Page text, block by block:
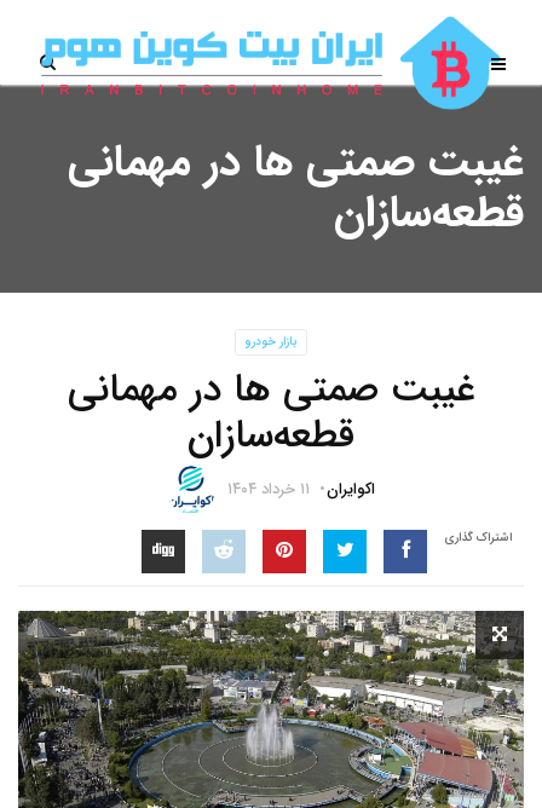
غیبت صمتی ها در مهمانی
قطعه‌سازان
بازار خودرو
غیبت صمتی ها در مهمانی
قطعه‌سازان
اکوایران ۱۱ خرداد ۱۴۰۴
اشتراک گذاری